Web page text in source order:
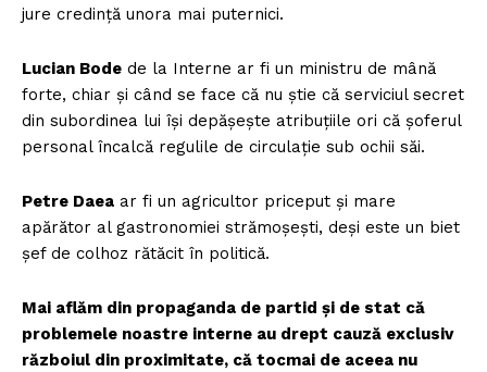
jure credință unora mai puternici.
Lucian Bode de la Interne ar fi un ministru de mână
forte, chiar și când se face că nu știe că serviciul secret
din subordinea lui își depășește atribuțiile ori că șoferul
personal încalcă regulile de circulație sub ochii săi.
Petre Daea ar fi un agricultor priceput și mare
apărător al gastronomiei strămoșești, deși este un biet
șef de colhoz rătăcit în politică.
Mai aflăm din propaganda de partid și de stat că
problemele noastre interne au drept cauză exclusiv
războiul din proximitate, că tocmai de aceea nu